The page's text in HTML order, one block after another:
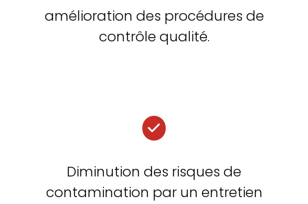
amélioration des procédures de
contrôle qualité.
Diminution des risques de
contamination par un entretien